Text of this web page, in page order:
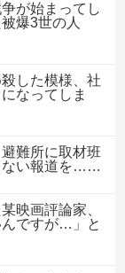
が始まってし
爆3世の人
した模様、社
なってしま
難所に取材班
ない報道を……
映画評論家、
んですが…」と